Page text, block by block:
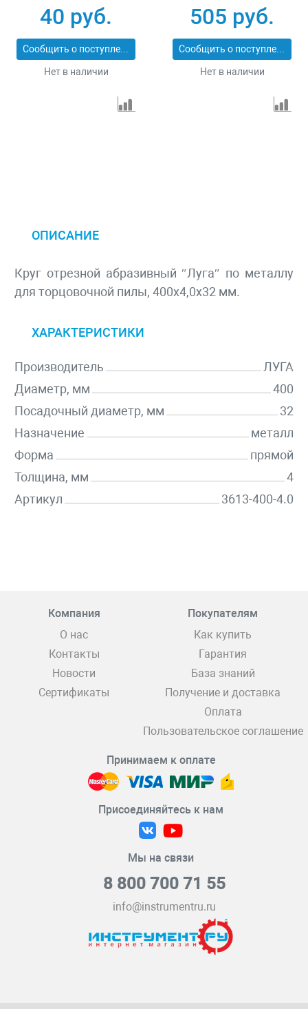
мм Луга 3612-125-1.2
40 руб.
Сообщить о поступлении
Нет в наличии
метал.банке, 10 шт.
Denzel 737610
505 руб.
Сообщить о поступлении
Нет в наличии
ОПИСАНИЕ
Круг отрезной абразивный ″Луга″ по металлу
для торцовочной пилы, 400х4,0х32 мм.
ХАРАКТЕРИСТИКИ
Производитель
ЛУГА
Диаметр, мм
400
Посадочный диаметр, мм
32
Назначение
металл
Форма
прямой
Толщина, мм
4
Артикул
3613-400-4.0
Компания
О нас
Контакты
Новости
Сертификаты
Покупателям
Как купить
Гарантия
База знаний
Получение и доставка
Оплата
Пользовательское соглашение
Принимаем к оплате
Присоединяйтесь к нам
Мы на связи
8 800 700 71 55
info@instrumentru.ru